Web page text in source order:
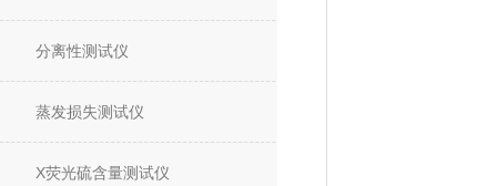
分离性测试仪
蒸发损失测试仪
X荧光硫含量测试仪